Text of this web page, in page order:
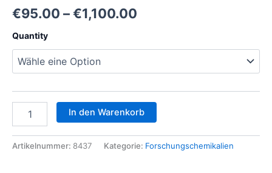
€95.00 –€1,100.00
€1,100.00
Quantity
Menge
In den Warenkorb
Artikelnummer: 8437 Kategorie: Forschungschemikalien